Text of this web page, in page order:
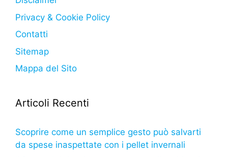
Privacy & Cookie Policy
Contatti
Sitemap
Mappa del Sito
Articoli Recenti
Scoprire come un semplice gesto può salvarti
da spese inaspettate con i pellet invernali